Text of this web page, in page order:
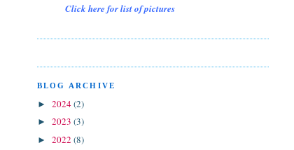
Click here for list of pictures
BLOG ARCHIVE
► 2024(2)
► 2023 (3)
► 2022 (8)